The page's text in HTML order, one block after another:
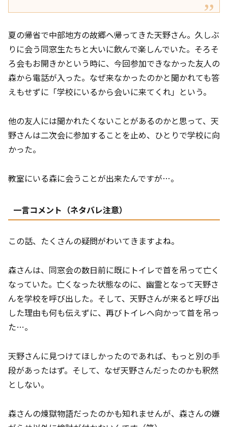
夏の帰省で中部地方の故郷へ帰ってきた天野さん。久しぶ
りに会う同窓生たちと大いに飲んで楽しんでいた。そろそ
ろ会もお開きかという時に、今回参加できなかった友人の
森から電話が入った。なぜ来なかったのかと聞かれても答
えもせずに「学校にいるから会いに来てくれ」という。
他の友人には聞かれたくないことがあるのかと思って、天
野さんは二次会に参加することを止め、ひとりで学校に向
かった。
教室にいる森に会うことが出来たんですが…。
一言コメント（ネタバレ注意）
この話、たくさんの疑問がわいてきますよね。
森さんは、同窓会の数日前に既にトイレで首を吊って亡く
なっていた。亡くなった状態なのに、幽霊となって天野さ
んを学校を呼び出した。そして、天野さんが来ると呼び出
した理由も何も伝えずに、再びトイレへ向かって首を吊っ
た…。
天野さんに見つけてほしかったのであれば、もっと別の手
段があったはず。そして、なぜ天野さんだったのかも釈然
としない。
森さんの煉獄物語だったのかも知れませんが、森さんの嫌